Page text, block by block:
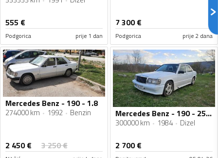
555 €
Podgorica prije 1 dan
7 300€
Podgorica prije 2 dana
Mercedes Benz - 190 - 1.8
274000 km 1992 Benzin
2 450€ 3 250€
Mercedes Benz - 190 - 250D
300000 km 1984 Dizel
2 700€